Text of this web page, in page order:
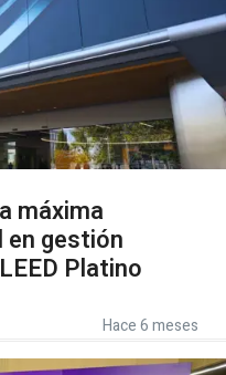
máxima
gestión
Platino
Hace 6 meses